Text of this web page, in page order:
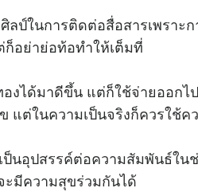
ป์ในการติดต่อสื่อสารเพราะ
ก็อย่าย่อท้อทำให้เต็มที่
งได้มาดีขึ้น แต่ก็ใช้จ่ายออกไ
แต่ในความเป็นจริงก็ควรใช้ค
ป็นอุปสรรค์ต่อความสัมพันธ์ใน
ะมีความสุขร่วมกันได้